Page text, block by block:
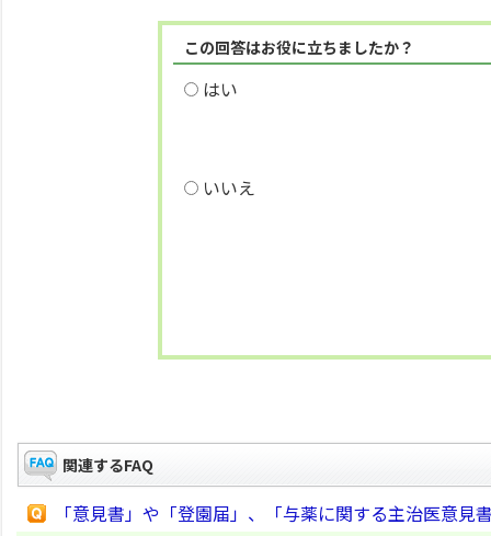
この回答はお役に立ちましたか？
はい
いいえ
関連するFAQ
「意見書」や「登園届」、「与薬に関する主治医意